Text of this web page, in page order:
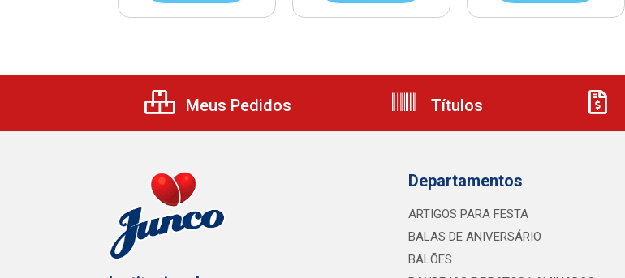
Meus Pedidos Títulos
Departamentos
ARTIGOS PARA FESTA
BALAS DE ANIVERSÁRIO
BALÕES